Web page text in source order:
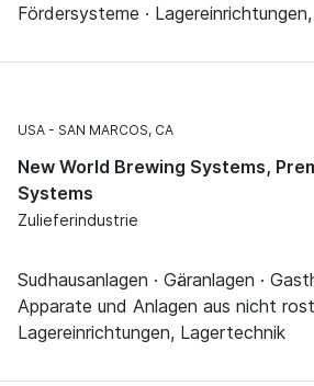
Fördersysteme ·
USA SAN MARCOS, CA
New World Brewing Systems,
Systems
Zulieferindustrie
Sudhausanlagen · Gäranlagen ·
Apparate und Anlagen aus nicht
Lagereinrichtungen, Lagertechnik